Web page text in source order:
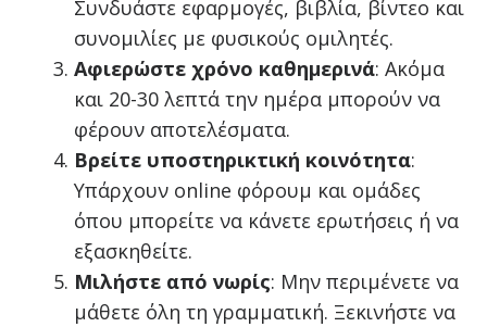
Συνδυάστε εφαρμογές, βιβλία, βίντεο και
συνομιλίες με φυσικούς ομιλητές.
Αφιερώστε χρόνο καθημερινά: Ακόμα
και 20-30 λεπτά την ημέρα μπορούν να
φέρουν αποτελέσματα.
Βρείτε υποστηρικτική κοινότητα:
Υπάρχουν online φόρουμ και ομάδες
όπου μπορείτε να κάνετε ερωτήσεις ή να
εξασκηθείτε.
Μιλήστε από νωρίς: Μην περιμένετε να
μάθετε όλη τη γραμματική. Ξεκινήστε να